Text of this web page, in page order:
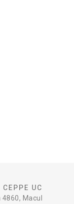
CEPPE UC
Macul